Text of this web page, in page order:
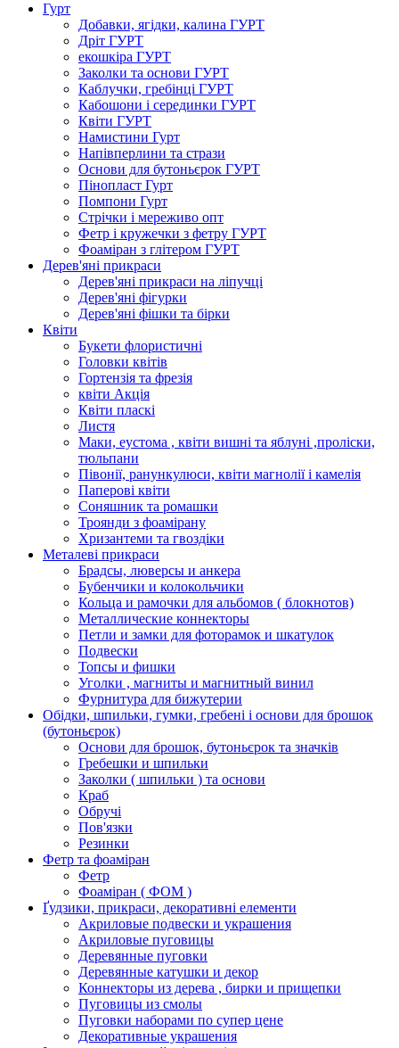
Гурт
Добавки, ягідки, калина ГУРТ
Дріт ГУРТ
екошкіра ГУРТ
Заколки та основи ГУРТ
Каблучки, гребінці ГУРТ
Кабошони і серединки ГУРТ
Квіти ГУРТ
Намистини Гурт
Напівперлини та стрази
Основи для бутоньєрок ГУРТ
Пінопласт Гурт
Помпони Гурт
Стрічки і мереживо опт
Фетр і кружечки з фетру ГУРТ
Фоаміран з глітером ГУРТ
Дерев'яні прикраси
Дерев'яні прикраси на ліпучці
Дерев'яні фігурки
Дерев'яні фішки та бірки
Квіти
Букети флористичні
Головки квітів
Гортензія та фрезія
квіти Акція
Квіти пласкі
Листя
Маки, еустома , квіти вишні та яблуні ,проліски,
тюльпани
Півонії, ранункулюси, квіти магнолії і камелія
Паперові квіти
Соняшник та ромашки
Троянди з фоамірану
Хризантеми та гвоздіки
Металеві прикраси
Брадсы, люверсы и анкера
Бубенчики и колокольчики
Кольца и рамочки для альбомов ( блокнотов)
Металлические коннекторы
Петли и замки для фоторамок и шкатулок
Подвески
Топсы и фишки
Уголки , магниты и магнитный винил
Фурнитура для бижутерии
Обідки, шпильки, гумки, гребені і основи для брошок
(бутоньєрок)
Основи для брошок, бутоньєрок та значків
Гребешки и шпильки
Заколки ( шпильки ) та основи
Краб
Обручі
Пов'язки
Резинки
Фетр та фоаміран
Фетр
Фоаміран ( ФОМ )
Ґудзики, прикраси, декоративні елементи
Акриловые подвески и украшения
Акриловые пуговицы
Деревянные пуговки
Деревянные катушки и декор
Коннекторы из дерева , бирки и прищепки
Пуговицы из смолы
Пуговки наборами по супер цене
Декоративные украшения